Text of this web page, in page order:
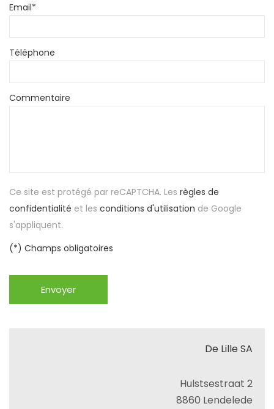
Email*
Téléphone
Commentaire
Ce site est protégé par reCAPTCHA. Les règles de
confidentialité et les conditions d'utilisation de Google
s'appliquent.
(*) Champs obligatoires
Envoyer
De Lille SA
Hulstsestraat 2
8860 Lendelede